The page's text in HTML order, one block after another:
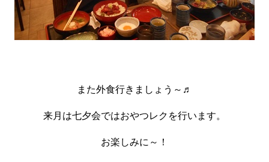
また外食行きましょう～♬
来月は七夕会ではおやつレクを行います。
お楽しみに～！